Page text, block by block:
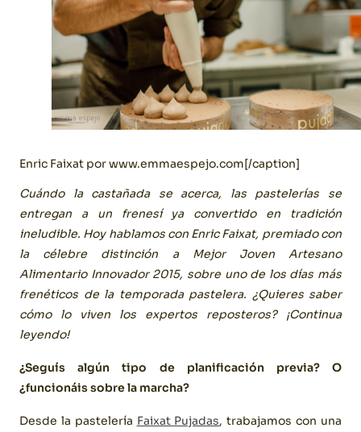
Enric Faixat por www.emmaespejo.com[/caption]
Cuándo la castañada se acerca, las pastelerías se
entregan a un frenesí ya convertido en tradición
ineludible. Hoy hablamos con Enric Faixat, premiado con
la célebre distinción a Mejor Joven Artesano
Alimentario Innovador 2015, sobre uno de los días más
frenéticos de la temporada pastelera. ¿Quieres saber
cómo lo viven los expertos reposteros? ¡Continua
leyendo!
¿Seguís algún tipo de planificación previa? O
¿funcionáis sobre la marcha?
Desde la pastelería Faixat Pujadas, trabajamos con una